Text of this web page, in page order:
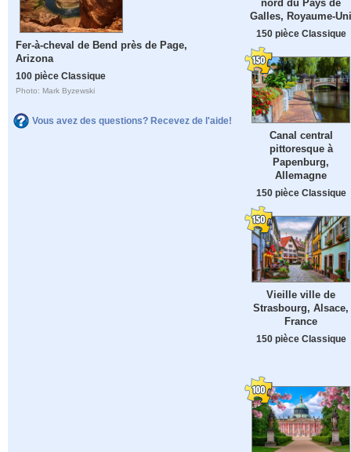
Fer-à-cheval de Bend près de Page,
Arizona
100 pièce Classique
Photo: Mark Byzewski
Vous avez des questions? Recevez de l'aide!
nord du Pays de
Galles, Royaume-Uni
150 pièce Classique
Canal central
pittoresque à
Papenburg,
Allemagne
150 pièce Classique
Vieille ville de
Strasbourg, Alsace,
France
150 pièce Classique